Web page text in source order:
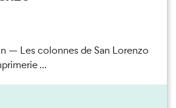
— Les colonnes de San Lorenzo
...